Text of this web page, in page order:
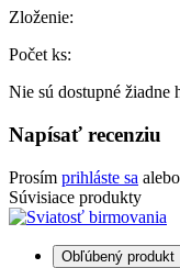
Zloženie:
Počet ks:
Nie sú dostupné žiadne
Napísať recenziu
Prosím prihláste sa alebo
Súvisiace produkty
Obľúbený produkt